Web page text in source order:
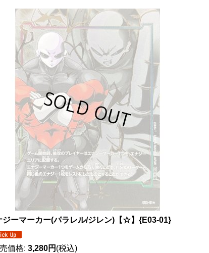
ジーマーカー(パラレル/ジレン)【☆】{E03-01}
価格: 3,280円 (税込)